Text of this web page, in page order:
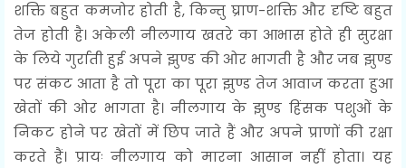
शक्ति बहुत कमजोर होती है, किन्तु घ्राण-शक्ति और दृष्टि बहुत
तेज होती है। अकेली नीलगाय खतरे का आभास होते ही सुरक्षा
के लिये गुर्राती हुई अपने झुण्ड की ओर भागती है और जब झुण्ड
पर संकट आता है तो पूरा का पूरा झुण्ड तेज आवाज करता हुआ
खेतों की ओर भागता है। नीलगाय के झुण्ड हिंसक पशुओं के
निकट होने पर खेतों में छिप जाते हैं और अपने प्राणों की रक्षा
करते हैं। प्रायः नीलगाय को मारना आसान नहीं होता। यह